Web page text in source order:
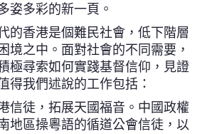
姿多彩的新一頁。
香港是個難民社會，低下階層
境之中。面對社會的不同需要，
極尋索如何實踐基督信仰，見證
得我們述說的工作包括：
徒，拓展天國福音。中國政權
地區操粵語的循道公會信徒，以